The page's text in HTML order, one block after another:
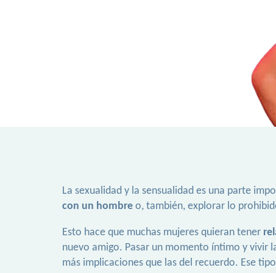
La sexualidad y la sensualidad es una parte
con un hombre o, también, explorar lo
Esto hace que muchas mujeres quieran tener
nuevo amigo. Pasar un momento íntimo y vivir
más implicaciones que las del recuerdo. Ese